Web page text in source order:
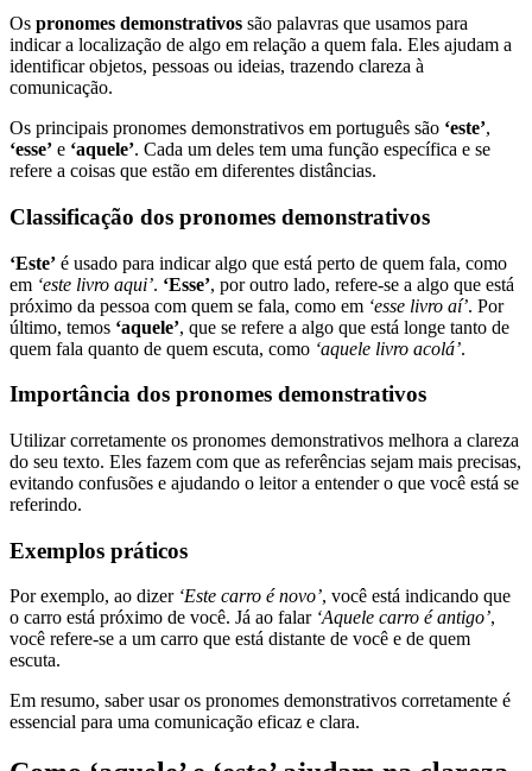
Os pronomes demonstrativos são palavras que usamos para
indicar a localização de algo em relação a quem fala. Eles ajudam a
identificar objetos, pessoas ou ideias, trazendo clareza à
comunicação.
Os principais pronomes demonstrativos em português são ‘este’,
‘esse’ e ‘aquele’. Cada um deles tem uma função específica e se
refere a coisas que estão em diferentes distâncias.
Classificação dos pronomes demonstrativos
‘Este’ é usado para indicar algo que está perto de quem fala, como
em ‘este livro aqui’. ‘Esse’, por outro lado, refere-se a algo que está
próximo da pessoa com quem se fala, como em ‘esse livro aí’. Por
último, temos ‘aquele’, que se refere a algo que está longe tanto de
quem fala quanto de quem escuta, como ‘aquele livro acolá’.
Importância dos pronomes demonstrativos
Utilizar corretamente os pronomes demonstrativos melhora a clareza
do seu texto. Eles fazem com que as referências sejam mais precisas,
evitando confusões e ajudando o leitor a entender o que você está se
referindo.
Exemplos práticos
Por exemplo, ao dizer ‘Este carro é novo’, você está indicando que
o carro está próximo de você. Já ao falar ‘Aquele carro é antigo’,
você refere-se a um carro que está distante de você e de quem
escuta.
Em resumo, saber usar os pronomes demonstrativos corretamente é
essencial para uma comunicação eficaz e clara.